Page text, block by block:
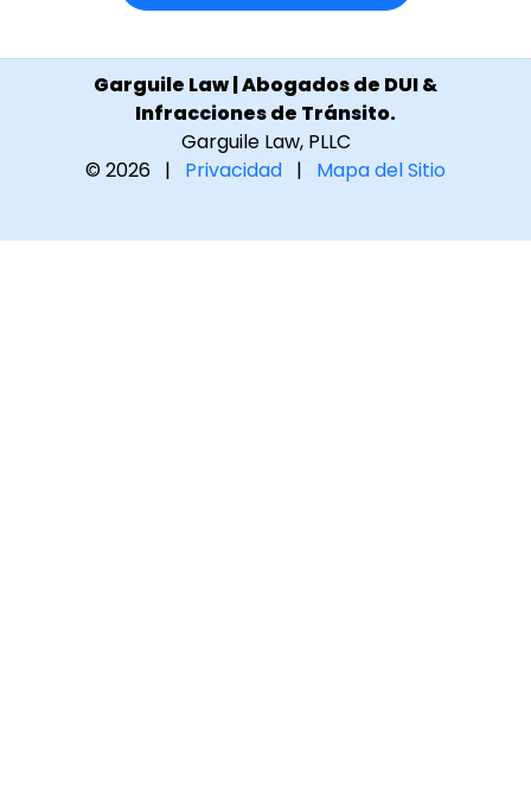
Garguile Law | Abogados de DUI &
Infracciones de Tránsito.
Garguile Law, PLLC
© 2026 | Privacidad | Mapa del Sitio